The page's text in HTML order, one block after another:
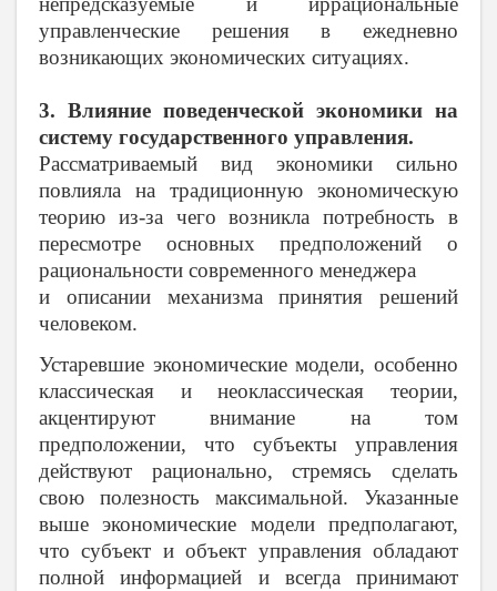
управленческие решения в ежедневно
возникающих экономических ситуациях.
3. Влияние поведенческой экономики на
систему государственного управления.
Рассматриваемый вид экономики сильно
повлияла на традиционную экономическую
теорию из-за чего возникла потребность в
пересмотре основных предположений о
рациональности современного менеджера
и описании механизма принятия решений
человеком.
Устаревшие экономические модели, особенно
классическая и неоклассическая теории,
акцентируют внимание на том
предположении, что субъекты управления
действуют рационально, стремясь сделать
свою полезность максимальной. Указанные
выше экономические модели предполагают,
что субъект и объект управления обладают
полной информацией и всегда принимают